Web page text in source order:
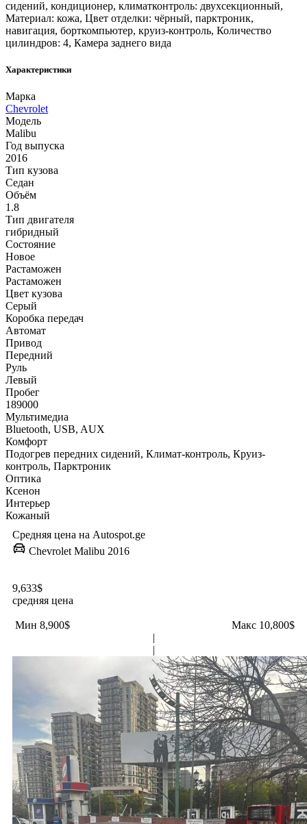
сидений, кондиционер, климатконтроль: двухсекционный,
Материал: кожа, Цвет отделки: чёрный, парктроник,
навигация, борткомпьютер, круиз-контроль, Количество
цилиндров: 4, Камера заднего вида
Характеристики
Марка
Chevrolet
Модель
Malibu
Год выпуска
2016
Тип кузова
Седан
Объём
1.8
Тип двигателя
гибридный
Состояние
Новое
Растаможен
Растаможен
Цвет кузова
Серый
Коробка передач
Автомат
Привод
Передний
Руль
Левый
Пробег
189000
Мультимедиа
Bluetooth, USB, AUX
Комфорт
Подогрев передних сидений, Климат-контроль, Круиз-
контроль, Парктроник
Оптика
Ксенон
Интерьер
Кожаный
Средняя цена на Autospot.ge
Chevrolet Malibu 2016
9,633$
средняя цена
Мин 8,900$
Макс 10,800$
|
|